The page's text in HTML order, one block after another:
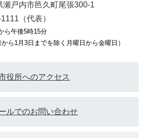
戸内市邑久町尾張300-1
（代表）
ら午後5時15分
から1月3日までを除く月曜日から金曜日）
役所へのアクセス
ルでのお問い合わせ